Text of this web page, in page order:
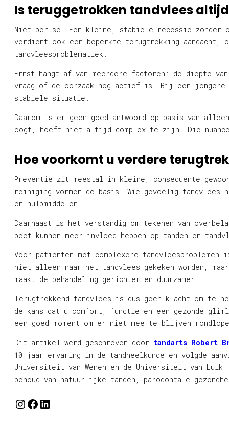
Is teruggetrokken tandvlees
Niet per se. Een kleine, stabiele recessie zonder
verdient ook een beperkte terugtrekking aandacht,
tandvleesproblematiek.
Ernst hangt af van meerdere factoren: de diepte
vraag of de oorzaak nog actief is. Bij een jongere
stabiele situatie.
Daarom is er geen goed antwoord op basis van
oogt, hoeft niet altijd complex te zijn. Die
Hoe voorkomt u verdere
Preventie zit meestal in kleine, consequente
reiniging vormen de basis. Wie gevoelig
en hulpmiddelen.
Daarnaast is het verstandig om tekenen van
beet kunnen meer invloed hebben op tanden en
Voor patiënten met complexere
niet alleen naar het tandvlees gekeken worden,
maakt de behandeling gerichter en duurzamer.
Terugtrekkend tandvlees is dus geen klacht om te
de kans dat u comfort, functie en een gezonde
een goed moment om er niet mee te blijven
Dit artikel werd geschreven door tandarts Robert
10 jaar ervaring in de tandheelkunde en volgde
Universiteit van Wenen en de Universiteit van
behoud van natuurlijke tanden, parodontale
Instagram
Facebook
LinkedIn